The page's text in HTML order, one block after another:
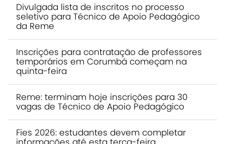
Divulgada lista de inscritos no processo
seletivo para Técnico de Apoio Pedagógico
da Reme
Inscrições para contratação de professores
temporários em Corumbá começam na
quinta-feira
Reme: terminam hoje inscrições para 30
vagas de Técnico de Apoio Pedagógico
Fies 2026: estudantes devem completar